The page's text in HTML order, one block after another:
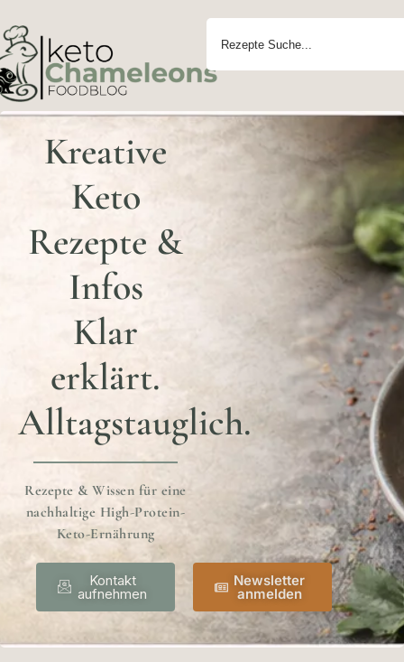
Kreative
Keto
Rezepte &
Infos
Klar
erklärt.
Alltagstauglich.
Rezepte & Wissen für eine
nachhaltige High-Protein-
Keto-Ernährung
Kontakt
aufnehmen
Newsletter
anmelden